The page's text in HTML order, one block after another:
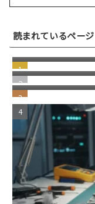
読まれているページ
突然届いた
先ほどログイ
けスパムメール
若い頃の失敗
間
windows11 へ
の移行